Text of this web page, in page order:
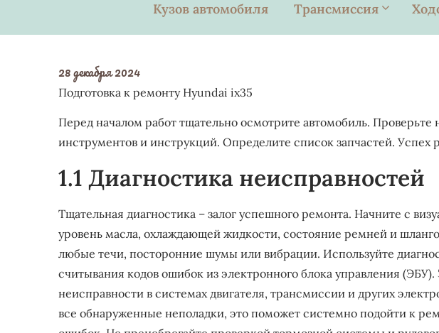
Кузов автомобиля Трансмиссия
28 декабря 2024
Подготовка к ремонту Hyundai ix35
Перед началом работ тщательно осмотрите автомобиль.
инструментов и инструкций. Определите список запчастей. Успех
1.1 Диагностика неисправностей
Тщательная диагностика – залог успешного ремонта. Начните с
уровень масла, охлаждающей жидкости, состояние ремней и
любые течи, посторонние шумы или вибрации. Используйте
считывания кодов ошибок из электронного блока управления (ЭБУ).
неисправности в системах двигателя, трансмиссии и других
все обнаруженные неполадки, это поможет системно подойти к